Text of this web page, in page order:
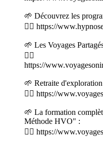
🌱 Découvrez les
👉🏻 https://
🌱 Les Voyages
👉🏻
https://
🌱 Retraite
👉🏻 https://
🌱 La formation
Méthode HVO" :
👉🏻 https://